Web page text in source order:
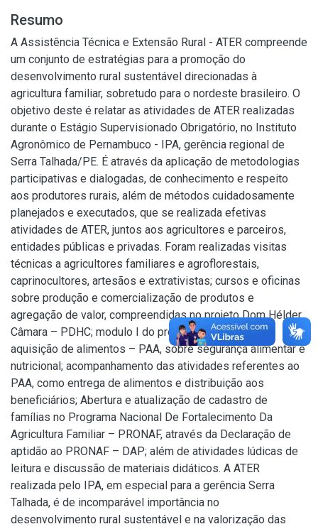
Resumo
A Assistência Técnica e Extensão Rural - ATER compreende
um conjunto de estratégias para a promoção do
desenvolvimento rural sustentável direcionadas à
agricultura familiar, sobretudo para o nordeste brasileiro. O
objetivo deste é relatar as atividades de ATER realizadas
durante o Estágio Supervisionado Obrigatório, no Instituto
Agronômico de Pernambuco - IPA, gerência regional de
Serra Talhada/PE. É através da aplicação de metodologias
participativas e dialogadas, de conhecimento e respeito
aos produtores rurais, além de métodos cuidadosamente
planejados e executados, que se realizada efetivas
atividades de ATER, juntos aos agricultores e parceiros,
entidades públicas e privadas. Foram realizadas visitas
técnicas a agricultores familiares e agroflorestais,
caprinocultores, artesãos e extrativistas; cursos e oficinas
sobre produção e comercialização de produtos e
agregação de valor, compreendidas no projeto Dom Hélder
Câmara – PDHC; modulo I do programa nacional de
aquisição de alimentos – PAA, sobre segurança alimentar e
nutricional; acompanhamento das atividades referentes ao
PAA, como entrega de alimentos e distribuição aos
beneficiários; Abertura e atualização de cadastro de
famílias no Programa Nacional De Fortalecimento Da
Agricultura Familiar – PRONAF, através da Declaração de
aptidão ao PRONAF – DAP; além de atividades lúdicas de
leitura e discussão de materiais didáticos. A ATER
realizada pelo IPA, em especial para a gerência Serra
Talhada, é de incomparável importância no
desenvolvimento rural sustentável e na valorização das